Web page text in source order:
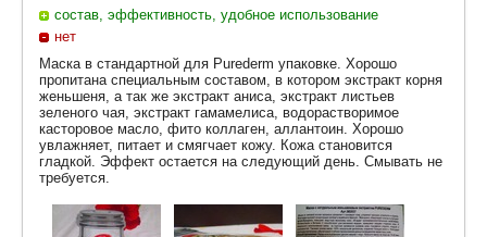
состав, эффективность, удобное использование
нет
Маска в стандартной для Purederm упаковке. Хорошо
пропитана специальным составом, в котором экстракт корня
женьшеня, а так же экстракт аниса, экстракт листьев
зеленого чая, экстракт гамамелиса, водорастворимое
касторовое масло, фито коллаген, аллантоин. Хорошо
увлажняет, питает и смягчает кожу. Кожа становится
гладкой. Эффект остается на следующий день. Смывать не
требуется.